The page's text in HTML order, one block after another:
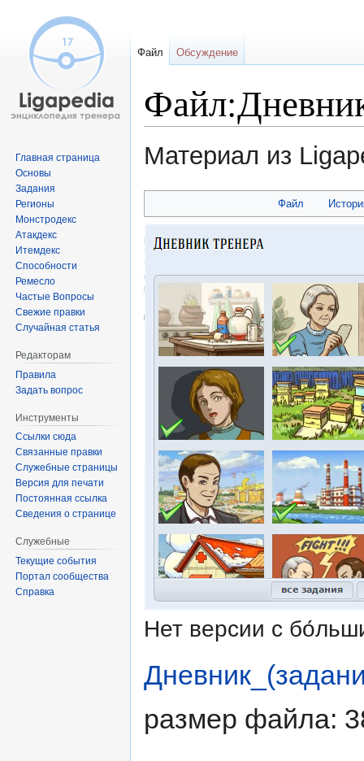
Материал из
к
к
Файл
Нет версии с
размер файла:
Файл Обсуждение
Главная страница
Основы
Задания
Регионы
Монстродекс
Атакдекс
Итемдекс
Способности
Ремесло
Частые Вопросы
Свежие правки
Случайная статья
Редакторам
Правила
Задать вопрос
Инструменты
Ссылки сюда
Связанные правки
Служебные страницы
Версия для печати
Постоянная ссылка
Сведения о странице
Служебные
Текущие события
Портал сообщества
Справка